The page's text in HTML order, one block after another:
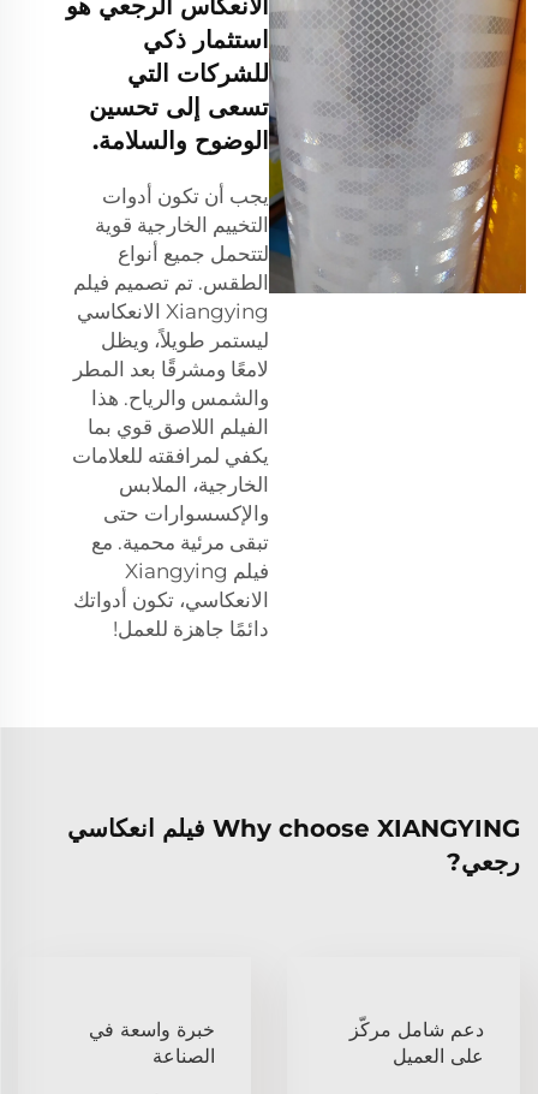
الانعكاس الرجعي هو
استثمار ذكي
للشركات التي
تسعى إلى تحسين
الوضوح والسلامة.
يجب أن تكون أدوات
التخييم الخارجية قوية
لتتحمل جميع أنواع
الطقس. تم تصميم فيلم
Xiangying الانعكاسي
ليستمر طويلاً، ويظل
لامعًا ومشرقًا بعد المطر
والشمس والرياح. هذا
الفيلم اللاصق قوي بما
يكفي لمرافقته للعلامات
الخارجية، الملابس
والإكسسوارات حتى
تبقى مرئية محمية. مع
فيلم Xiangying
الانعكاسي، تكون أدواتك
دائمًا جاهزة للعمل!
Why choose XIANGYING فيلم انعكاسي
رجعي?
دعم شامل مركّز
على العميل
خبرة واسعة في
الصناعة